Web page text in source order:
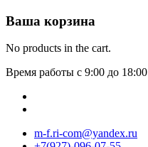
Ваша корзина
No products in the cart.
Время работы с 9:00 до 18:00
m-f.ri-com@yandex.ru